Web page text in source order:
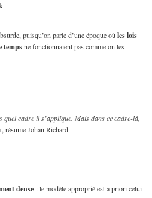
.
puisqu’on parle d’une époque où les lois
tempsne fonctionnaient pas comme on les
cadre il s’applique. Mais dans ce cadre-là,
résume Johan Richard.
dense : le modèle approprié est a priori celui